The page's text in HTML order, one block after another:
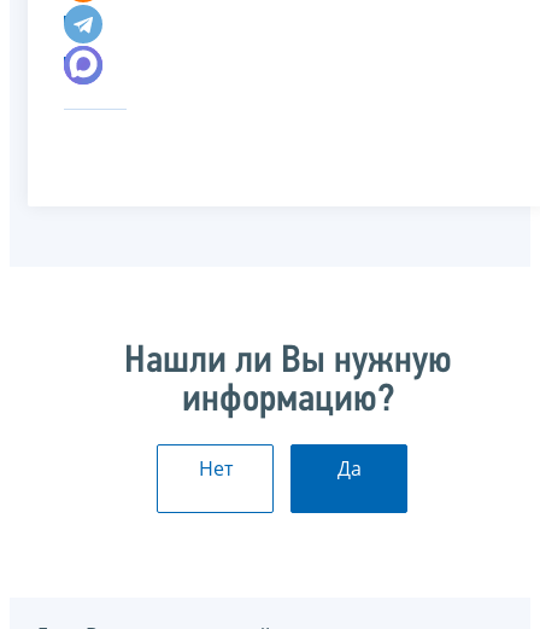
Нашли ли Вы нужную
информацию?
Нет Да